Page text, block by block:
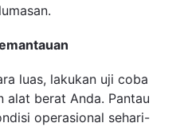
luas, lakukan uji coba
alat berat Anda. Pantau
operasional sehari-